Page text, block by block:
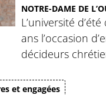
NOTRE-DAME DE
L’université
ans l’occasion
décideurs
et engagées